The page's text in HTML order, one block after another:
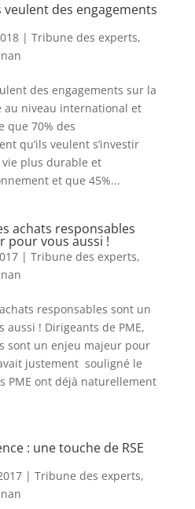
des engagements
| Tribune des experts,
des engagements sur la
au niveau international et
que 70% des
qu’ils veulent s’investir
plus durable et
et que 45%...
achats responsables
pour vous aussi !
| Tribune des experts,
responsables sont un
! Dirigeants de PME,
sont un enjeu majeur pour
justement souligné le
PME ont déjà naturellement
: une touche de RSE
| Tribune des experts,